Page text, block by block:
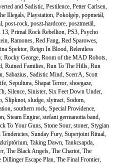
and Sadistic, Pestilence, Petter Carlsen,
Illegals, Playstation, Pokolgép, popmetál,
, post-rock, poszt-hardcore, posztmetál,
13, Primal Rock Rebellion, PS3, Psycho
, Ramones, Red Fang, Red Sparowes,
Spektor, Reign In Blood, Relentless
, Rocky George, Room of the MAD Robots,
, Ruined Families, Run To The Hills, Run
, Sabazius, Sadistic Mind, ScerrA, Scott
, Sepultura, Shapat Terror, shoegaze,
, Silence, Sinister, Six Feet Down Under,
, Slipknot, sludge, slytract, Sodom,
, southern rock, Special Providence,
, Steam Engine, stefani germanotta band,
To Your Guns, Stone Sour, stoner, Stygian
, Sunday Fury, Superjoint Ritual,
, Taking Dawn, Tankcsapda,
, The Black Angels, The Chariot, The
Dillinger Escape Plan, The Final Frontier,